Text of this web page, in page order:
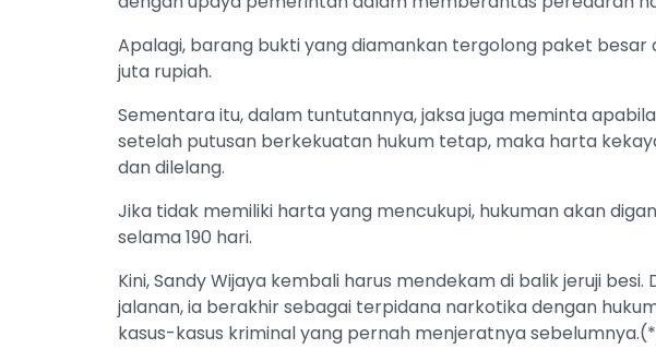
Apalagi, barang bukti yang diamankan tergolong paket besar
juta rupiah.
Sementara itu, dalam tuntutannya, jaksa juga meminta
setelah putusan berkekuatan hukum tetap, maka harta
dan dilelang.
Jika tidak memiliki harta yang mencukupi, hukuman akan
selama 190 hari.
Kini, Sandy Wijaya kembali harus mendekam di balik jeruji
jalanan, ia berakhir sebagai terpidana narkotika dengan
kasus-kasus kriminal yang pernah menjeratnya